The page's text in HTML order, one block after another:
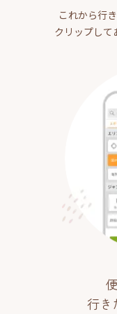
これから行
クリップして
行き